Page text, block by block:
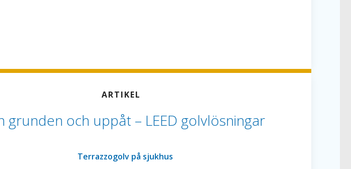
ARTIKEL
grunden och uppåt – LEED golvlösningar